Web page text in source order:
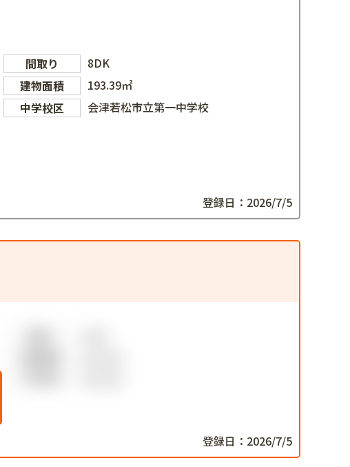
間取り
8DK
建物面積
193.39㎡
中学校区
会津若松市立第一中学校
登録日：2026/7/5
登録日：2026/7/5